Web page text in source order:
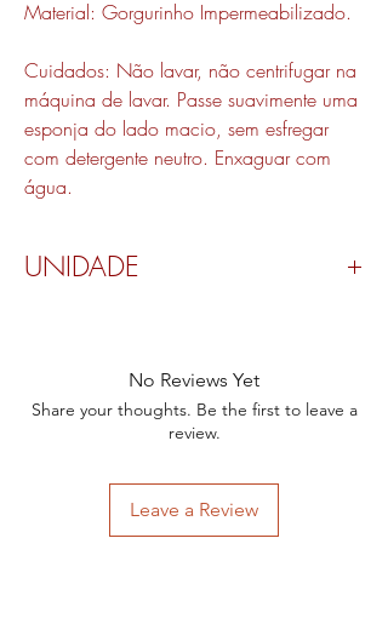
Material: Gorgurinho Impermeabilizado.
Cuidados: Não lavar, não centrifugar na
máquina de lavar. Passe suavimente uma
esponja do lado macio, sem esfregar
com detergente neutro. Enxaguar com
água.
UNIDADE
No Reviews Yet
Share your thoughts. Be the first to leave a
review.
Leave a Review